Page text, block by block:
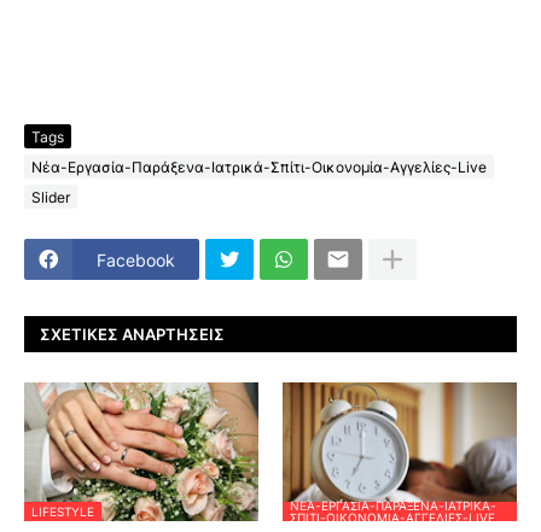
Tags
Νέα-Εργασία-Παράξενα-Ιατρικά-Σπίτι-Οικονομία-Αγγελίες-Live
Slider
Facebook
ΣΧΕΤΙΚΈΣ ΑΝΑΡΤΉΣΕΙΣ
LIFESTYLE
ΝΈΑ-ΕΡΓΑΣΊΑ-ΠΑΡΆΞΕΝΑ-ΙΑΤΡΙΚΆ-
ΣΠΊΤΙ-ΟΙΚΟΝΟΜΊΑ-ΑΓΓΕΛΊΕΣ-LIVE